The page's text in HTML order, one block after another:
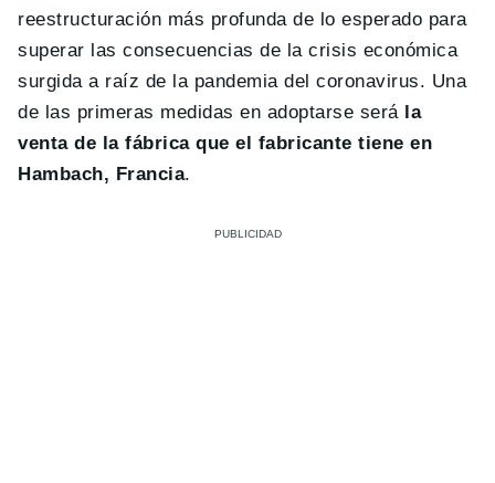
reestructuración más profunda de lo esperado para
superar las consecuencias de la crisis económica
surgida a raíz de la pandemia del coronavirus. Una
de las primeras medidas en adoptarse será la
venta de la fábrica que el fabricante tiene en
Hambach, Francia.